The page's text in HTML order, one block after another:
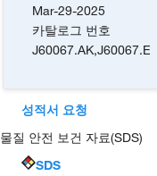
Mar-29-2025
카탈로그 번호
J60067.AK,J60067.E
성적서 요청
물질 안전 보건 자료(SDS)
SDS